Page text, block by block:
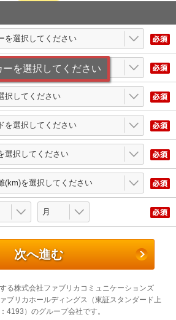
ーを選択してください
次へ進む
る株式会社ファブリカコミュニケーションズ
ブリカホールディングス（東証スタンダード上
）のグループ会社です。